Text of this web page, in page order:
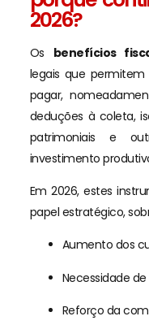
2026?
Os benefícios
legais que
pagar,
deduções à coleta,
patrimoniais e
investimento
Em 2026, estes
papel estratégico,
Aumento dos
Necessidade
Reforço da